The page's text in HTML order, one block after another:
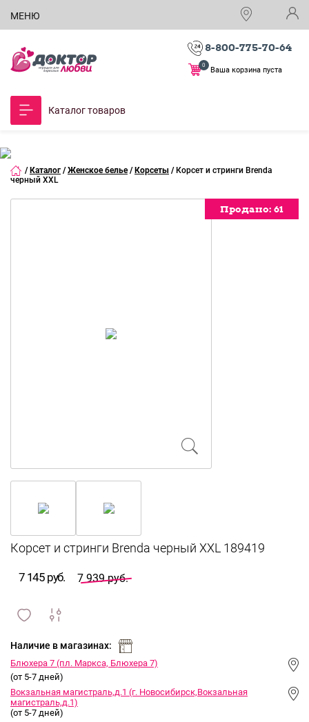
МЕНЮ
8-800-775-70-64
Ваша корзина пуста
0
Каталог товаров
/ Каталог / Женское белье / Корсеты / Корсет и стринги Brenda
черный XXL
Продано: 61
Продано: 61
7 145 руб. 7 939 руб.
и
Наличие в магазинах:
Блюхера 7 (пл. Маркса, Блюхера 7)
(от 5-7 дней)
Вокзальная магистраль,д.1 (г. Новосибирск,Вокзальная
магистраль,д.1)
(от 5-7 дней)